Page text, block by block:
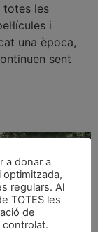
totes les
i
una època,
sent
a donar a
optimitzada,
regulars. Al
TOTES les
de